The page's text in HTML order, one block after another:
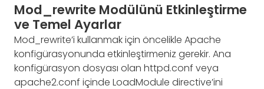
Mod_rewrite Modülünü Etkinleştirme
ve Temel Ayarlar
Mod_rewrite’i kullanmak için öncelikle Apache
konfigürasyonunda etkinleştirmeniz gerekir. Ana
konfigürasyon dosyası olan httpd.conf veya
apache2.conf içinde LoadModule directive’ini